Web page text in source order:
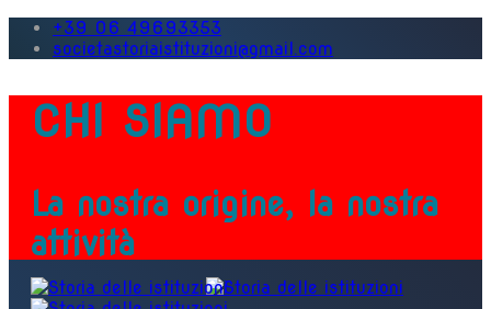
+39 06 49693353
societastoriaistituzioni@gmail.com
CHI SIAMO
La nostra origine, la nostra
attività